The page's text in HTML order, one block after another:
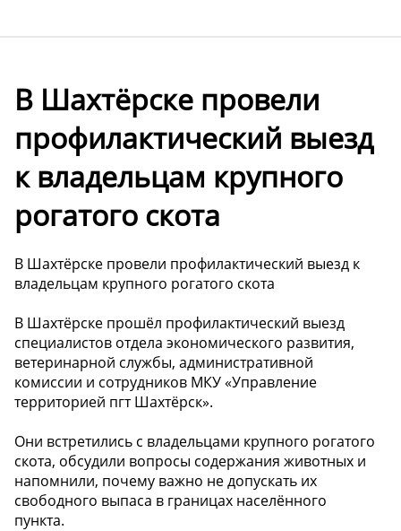
В Шахтёрске провели
профилактический выезд
к владельцам крупного
рогатого скота
В Шахтёрске провели профилактический выезд к
владельцам крупного рогатого скота
В Шахтёрске прошёл профилактический выезд
специалистов отдела экономического развития,
ветеринарной службы, административной
комиссии и сотрудников МКУ «Управление
территорией пгт Шахтёрск».
Они встретились с владельцами крупного рогатого
скота, обсудили вопросы содержания животных и
напомнили, почему важно не допускать их
свободного выпаса в границах населённого
пункта.